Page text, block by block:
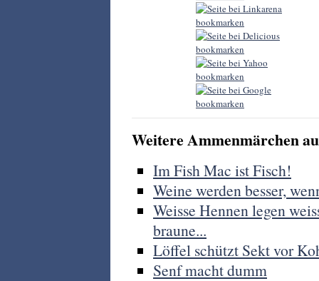
Weitere Ammenmärchen
Im Fish Mac ist Fisch!
Weine werden besser,
Weisse Hennen legen
braune...
Löffel schützt Sekt vor
Senf macht dumm